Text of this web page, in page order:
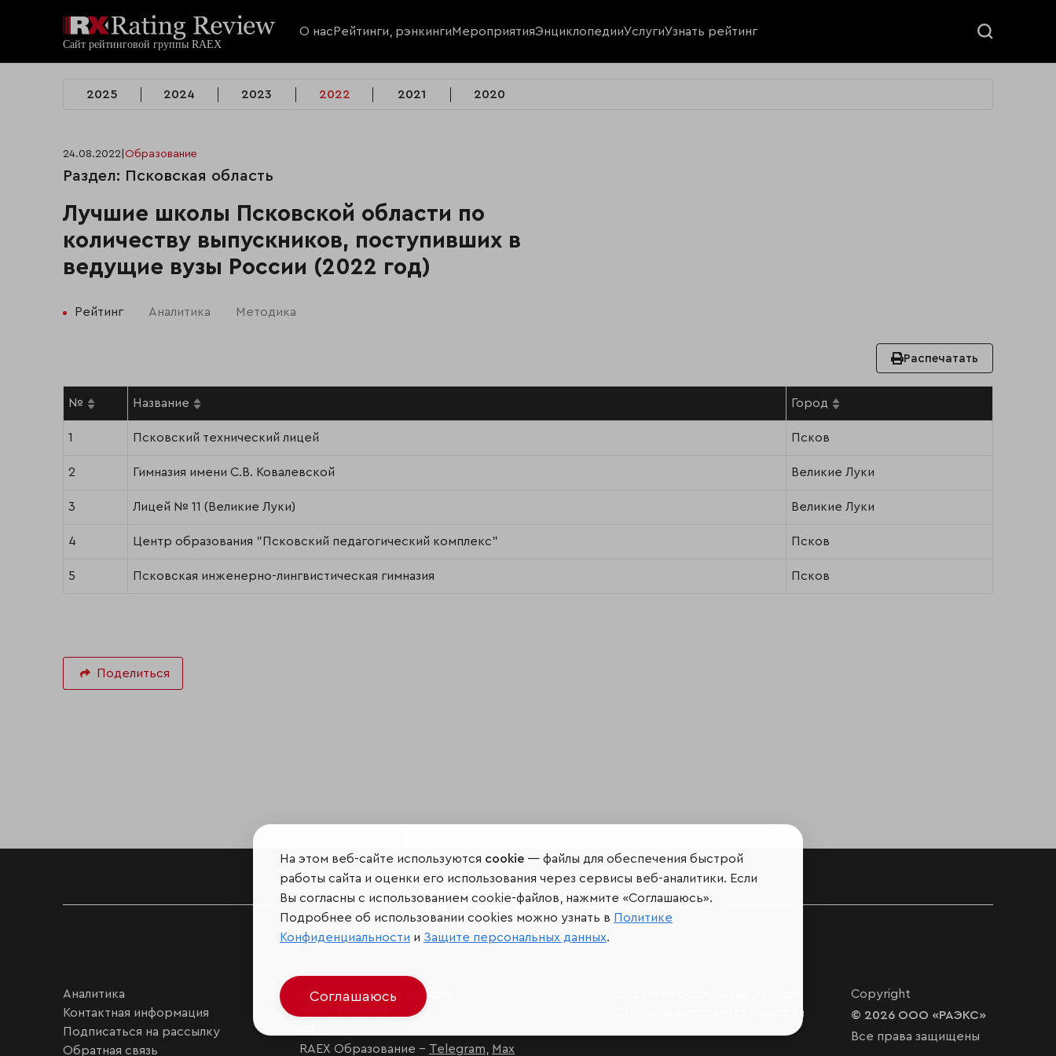
О нас Рейтинги, рэнкингиМероприятияЭнциклопедииУслугиУзнать рейтинг
2025 2024 2023 2022 2021 2020
24.08.2022 Образование
Раздел: Псковская область
Лучшие школы Псковской области по
количеству выпускников, поступивших в
ведущие вузы России (2022 год)
Рейтинг Аналитика Методика
Распечатать
№ Название Город
1 Псковский технический лицей Псков
2 Гимназия имени С.В. Ковалевской Великие Луки
3 Лицей № 11 (Великие Луки) Великие Луки
4 Центр образования "Псковский педагогический комплекс" Псков
5 Псковская инженерно-лингвистическая гимназия Псков
Поделиться
Мир сквозь призму рейтингов
Аналитика
Контактная информация
Подписаться на рассылку
Обратная связь
Мы в социальных сетях и
RAEX Образование – Telegram Max
Ограничение ответственности
Copyright
© 2026 ООО «РАЭКС»
Все права защищены
На этом веб-сайте используются cookie — файлы для обеспечения быстрой
работы сайта и оценки его использования через сервисы веб-аналитики. Если
Вы согласны с использованием cookie-файлов, нажмите «Соглашаюсь».
Подробнее об использовании cookies можно узнать в Политике
Конфиденциальности и Защите персональных данных.
Соглашаюсь